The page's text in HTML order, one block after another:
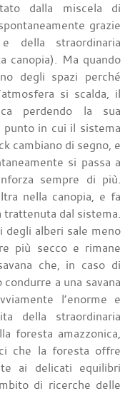
dalla miscela di
grazie
della straordinaria
canopia). Ma quando
degli spazi perché
si scalda, il
perdendo la sua
punto in cui il sistema
cambiano di segno, e
si passa a
sempre di più.
nella canopia, e fa
trattenuta dal sistema.
degli alberi sale meno
più secco e rimane
che, in caso di
a una savana
l’enorme e
della straordinaria
foresta amazzonica,
che la foresta offre
ai delicati equilibri
di ricerche delle